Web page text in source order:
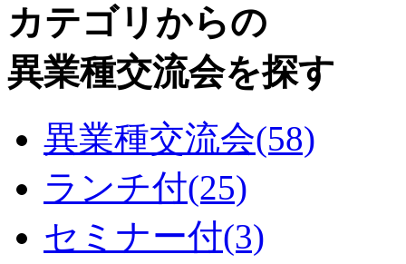
カテゴリからの
異業種交流会を探す
異業種交流会(58)
ランチ付(25)
セミナー付(3)